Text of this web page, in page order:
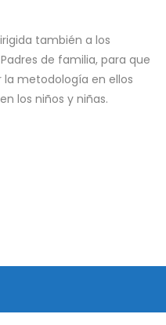
también a los
de familia, para que
metodología en ellos
los niños y niñas.